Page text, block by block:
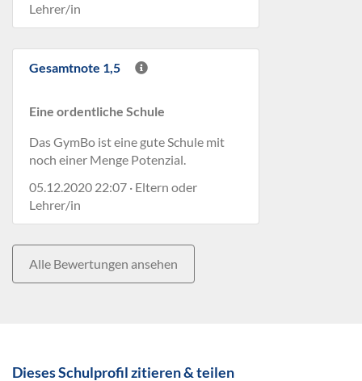
Lehrer/in
Gesamtnote 1,5
Eine ordentliche Schule
Das GymBo ist eine gute Schule mit
noch einer Menge Potenzial.
05.12.2020 22:07 · Eltern oder
Lehrer/in
Alle Bewertungen ansehen
Dieses Schulprofil zitieren & teilen